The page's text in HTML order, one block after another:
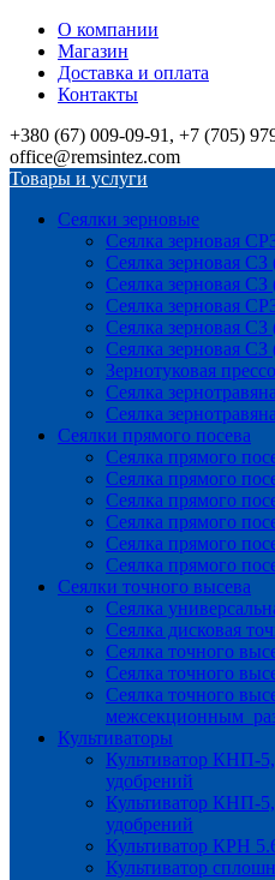
О компании
Магазин
Доставка и оплата
Контакты
+380 (67) 009-09-91, +7 (705)
office@remsintez.com
Товары и услуги
Сеялки зерновые
Сеялка зерновая
Сеялка зерновая
Сеялка зерновая
Сеялка зерновая
Сеялка зерновая СЗ
Сеялка зерновая
Зернотуковая
Сеялка
Сеялка
Сеялки прямого посева
Сеялка прямого
Сеялка прямого
Сеялка прямого
Сеялка прямого
Сеялка прямого
Сеялка прямого
Сеялки точного высева
Сеялка
Сеялка дисковая
Сеялка точного
Сеялка точного
Сеялка точного
межсекционным
Культиваторы
Культиватор КНП-
удобрений
Культиватор КНП-
удобрений
Культиватор КРН
Культиватор